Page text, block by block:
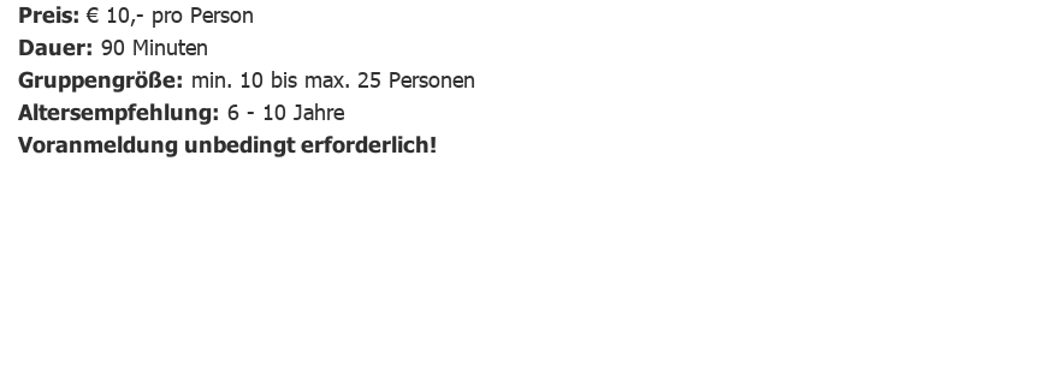
Preis:€ 10,- pro Person
Dauer: 90 Minuten
Gruppengröße: min. 10 bis max. 25 Personen
Altersempfehlung: 6 - 10 Jahre
Voranmeldung unbedingt erforderlich!